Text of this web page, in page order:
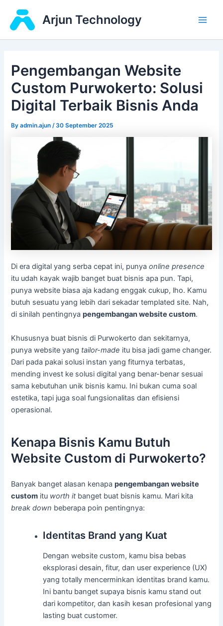
content
Arjun Technology
Pengembangan Website
Custom Purwokerto: Solusi
Digital Terbaik Bisnis Anda
Byadmin.ajun /30 September 2025
Di era digital yang serba cepat ini, punyaonline presence
itu udah kayak wajib banget buat bisnis apa pun. Tapi,
punya website biasa aja kadang enggak cukup, lho. Kamu
butuh sesuatu yang lebih dari sekadar templated site. Nah,
di sinilah pentingnyapengembangan website custom.
Khususnya buat bisnis di Purwokerto dan sekitarnya,
punya website yang tailor-made itu bisa jadi game changer.
Dari pada pakai solusi instan yang fiturnya terbatas,
mending invest ke solusi digital yang benar-benar sesuai
sama kebutuhan unik bisnis kamu. Ini bukan cuma soal
estetika, tapi juga soal fungsionalitas dan efisiensi
operasional.
Kenapa Bisnis Kamu Butuh
Website Custom di Purwokerto?
Banyak banget alasan kenapapengembangan website
custom itu worth itbanget buat bisnis kamu. Mari kita
break down beberapa poin pentingnya:
Identitas Brand yang Kuat
Dengan website custom, kamu bisa bebas
eksplorasi desain, fitur, dan user experience (UX)
yang totally mencerminkan identitas brand kamu.
Ini bantu banget supaya bisnis kamu stand out
dari kompetitor, dan kasih kesan profesional yang
lasting buat customer.